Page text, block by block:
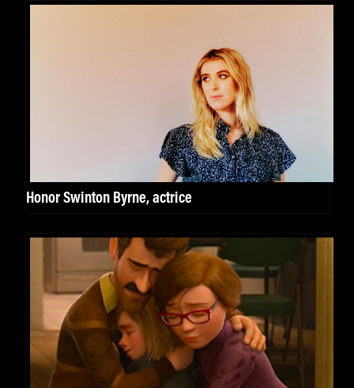
Honor Swinton Byrne, actrice